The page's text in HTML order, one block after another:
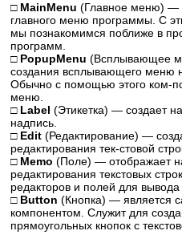
□ MainMenu(Главное меню) —
главного меню программы. С
мы познакомимся поближе в
программ.
□ PopupMenu(Всплывающее
создания всплывающего меню
Обычно с помощью этого ком-
меню.
□ Label(Этикетка) — создает
надпись.
□ Edit(Редактирование) —
редактирования тек-стовой
□ Memo(Поле) — отображает
редактирования текстовых
редакторов и полей для
□ Button(Кнопка) — является
компонентом. Служит для
прямоугольных кнопок с